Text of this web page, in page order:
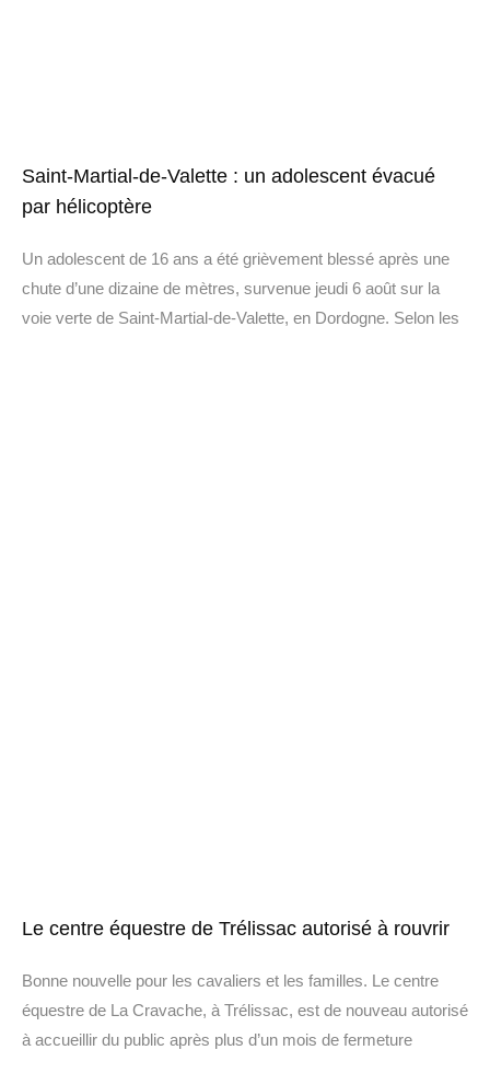
Saint-Martial-de-Valette : un adolescent évacué
par hélicoptère
Un adolescent de 16 ans a été grièvement blessé après une
chute d’une dizaine de mètres, survenue jeudi 6 août sur la
voie verte de Saint-Martial-de-Valette, en Dordogne. Selon les
Le centre équestre de Trélissac autorisé à rouvrir
Bonne nouvelle pour les cavaliers et les familles. Le centre
équestre de La Cravache, à Trélissac, est de nouveau autorisé
à accueillir du public après plus d’un mois de fermeture